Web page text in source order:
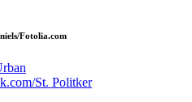
Fotolia.com
St. Politker